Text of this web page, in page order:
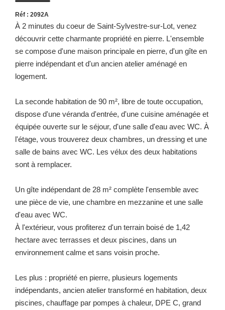
Réf : 2092A
À 2 minutes du coeur de Saint-Sylvestre-sur-Lot, venez
découvrir cette charmante propriété en pierre. L'ensemble
se compose d'une maison principale en pierre, d'un gîte en
pierre indépendant et d'un ancien atelier aménagé en
logement.
La seconde habitation de 90 m², libre de toute occupation,
dispose d'une véranda d'entrée, d'une cuisine aménagée et
équipée ouverte sur le séjour, d'une salle d'eau avec WC. À
l'étage, vous trouverez deux chambres, un dressing et une
salle de bains avec WC. Les vélux des deux habitations
sont à remplacer.
Un gîte indépendant de 28 m² complète l'ensemble avec
une pièce de vie, une chambre en mezzanine et une salle
d'eau avec WC.
À l'extérieur, vous profiterez d'un terrain boisé de 1,42
hectare avec terrasses et deux piscines, dans un
environnement calme et sans voisin proche.
Les plus : propriété en pierre, plusieurs logements
indépendants, ancien atelier transformé en habitation, deux
piscines, chauffage par pompes à chaleur, DPE C, grand